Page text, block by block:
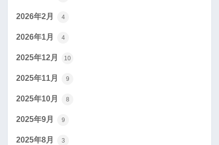
2026年2月 4
2026年1月 4
2025年12月 10
2025年11月 9
2025年10月 8
2025年9月 9
2025年8月 3